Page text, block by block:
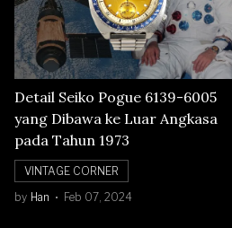
Detail Seiko Pogue 6139-6005
yang Dibawa ke Luar Angkasa
pada Tahun 1973
VINTAGE CORNER
by Han Feb 07, 2024